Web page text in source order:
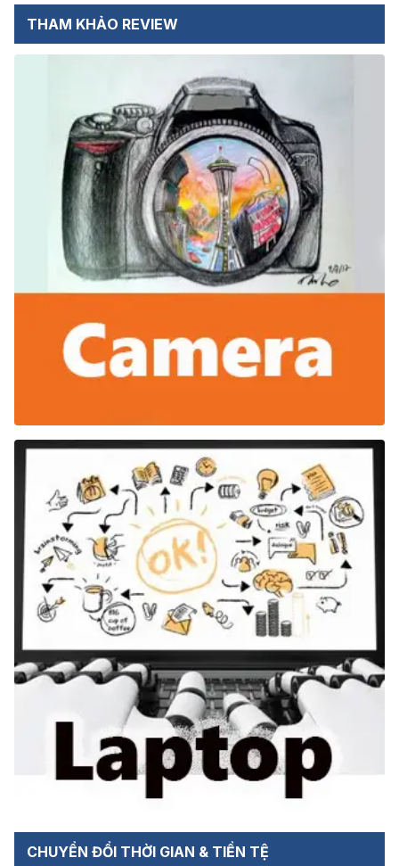
THAM KHẢO REVIEW
CHUYỂN ĐỔI THỜI GIAN & TIỀN TỆ